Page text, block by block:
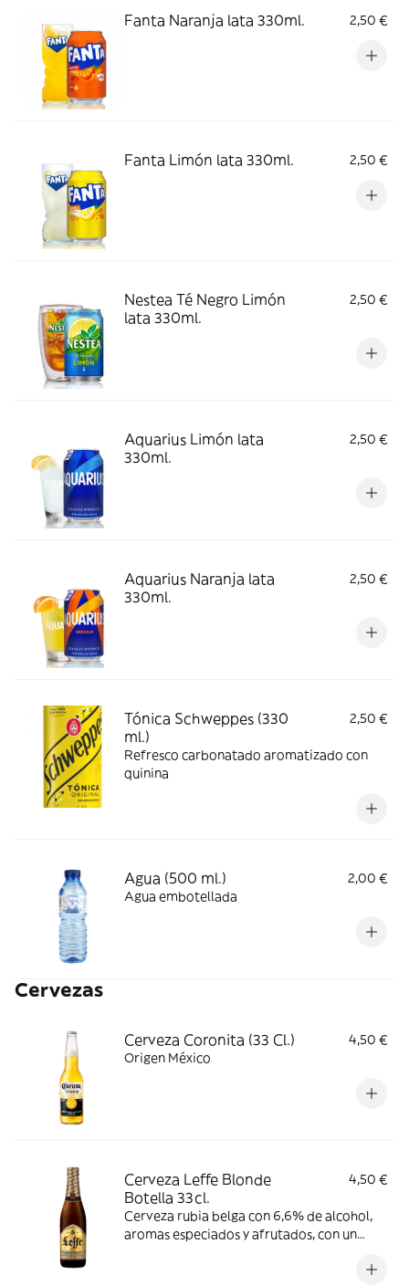
Fanta Naranja lata 330ml. 2,50 €
Fanta Limón lata 330ml. 2,50 €
Nestea Té Negro Limón
lata 330ml.
2,50 €
Aquarius Limón lata
330ml.
2,50 €
Aquarius Naranja lata
330ml.
2,50 €
Tónica Schweppes (330
ml.)
2,50 €
Refresco carbonatado aromatizado con
quinina
Agua (500 ml.)
2,00 €
Agua embotellada
Cervezas
Cerveza Coronita (33 Cl.)
4,50 €
Origen México
Cerveza Leffe Blonde
Botella 33cl.
4,50 €
Cerveza rubia belga con 6,6% de alcohol,
aromas especiados y afrutados, con un